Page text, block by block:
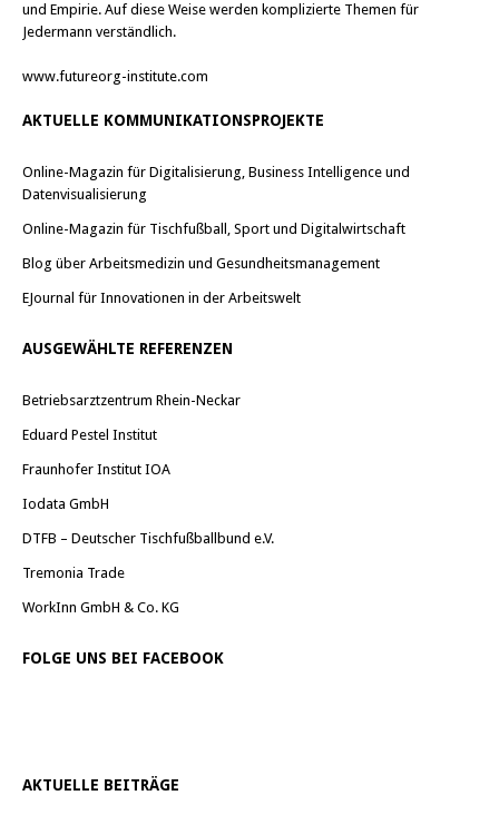
und Empirie. Auf diese Weise werden komplizierte Themen für
Jedermann verständlich.
www.futureorg-institute.com
AKTUELLE KOMMUNIKATIONSPROJEKTE
Online-Magazin für Digitalisierung, Business Intelligence und
Datenvisualisierung
Online-Magazin für Tischfußball, Sport und Digitalwirtschaft
Blog über Arbeitsmedizin und Gesundheitsmanagement
EJournal für Innovationen in der Arbeitswelt
AUSGEWÄHLTE REFERENZEN
Betriebsarztzentrum Rhein-Neckar
Eduard Pestel Institut
Fraunhofer Institut IOA
Iodata GmbH
DTFB – Deutscher Tischfußballbund e.V.
Tremonia Trade
WorkInn GmbH & Co. KG
FOLGE UNS BEI FACEBOOK
AKTUELLE BEITRÄGE